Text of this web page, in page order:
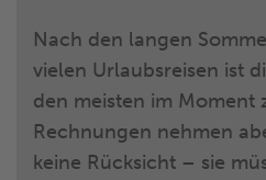
Nach den langen
vielen Urlaubsreisen ist
den meisten im Moment
Rechnungen nehmen
keine Rücksicht – sie